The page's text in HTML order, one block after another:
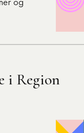
og
i Region